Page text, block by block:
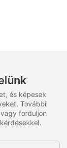
és képesek
További
forduljon